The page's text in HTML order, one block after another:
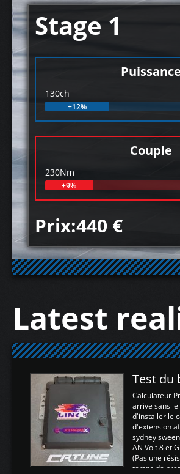
Stage 1
Puissance
130ch
+12%
Couple
230Nm
+9%
Prix:440 €
Latest
Test du
Calculateur
arrive sans
d'installer le
d'extension
sydney
AN Volt 8 et
(Pas une
temps de